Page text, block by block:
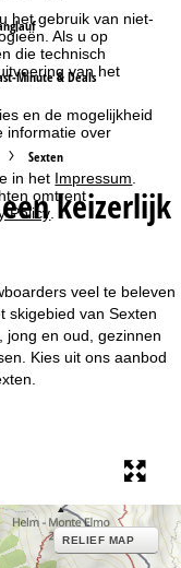
het gebruik van niet-
Als u op
die technisch
van het
en de mogelijkheid
informatie over
in het Impressum
omtrent
Policy
Minute & Deals
Sexten
keizerlijk
veel te beleven
skigebied van Sexten
jong en oud, gezinnen
Kies uit ons aanbod
RELIEF MAP